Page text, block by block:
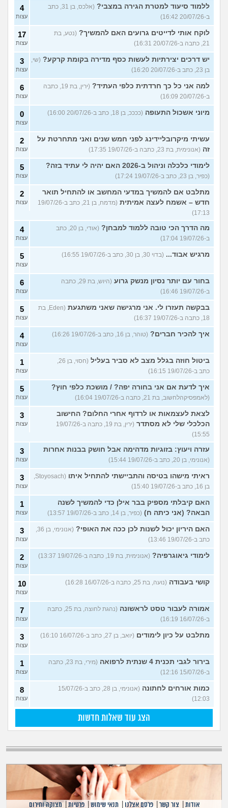
ללמוד סיעוד למטרת הגירה במצבי?
(אלכס, בן 31, כתב
ב-20/07/26 16:42)
4
עצות
לוקח אותי לדייטים גרועים האם להמשיך? (נטע, בת
21, כתבה ב-20/07/26 16:31)
17
עצות
יש דרכים יצירתיות לעשות כסף מדירה בקומת קרקע? (שי,
בן 23, כתב ב-20/07/26 16:20)
3
עצות
למה אני כל כך חרדתית כלפי העתיד?
(ירין, בת 19, כתבה
ב-20/07/26 16:09)
6
עצות
מיוני אשכול התעופה (ככככ, בן 18, כתב ב-20/07/26 16:00) 0
עצות
עשיתי מיקרובליידינג לפני חמש שנים ואני מתחרטת על
זה (אנונימית, בת 23, כתבה ב-19/07/26 17:35)
2
עצות
לימודי כלכלה וניהול ב-2026 האם יהיה לי עתיד בזה?
(כפיר, בן 23, כתב ב-19/07/26 17:24)
5
עצות
מתלבט אם להמשיך במדעי המחשב או להתחיל תואר
חדש – אשמח לעצה אמיתית
(מדמח, בן 21, כתב ב-19/07/26
17:13)
2
עצות
מה הדרך הכי טובה ללמוד למבחן?
(אודי, בן 20, כתב
ב-19/07/26 17:04)
4
עצות
מרגיש אבוד... (בדוי 30, בן 30, כתב ב-19/07/26 16:55) 5
עצות
בחור עם יותר נסיון מנשק גרוע
(היוש, בת 29, כתבה
ב-19/07/26 16:46)
6
עצות
בבקשה תעזרו לי. אני מרגישה שאני משתגעת
(Eden, בת
18, כתבה ב-19/07/26 16:37)
5
עצות
איך להכיר חברים? (טוהר, בן 16, כתב ב-19/07/26 16:26) 4
עצות
ביטול חוזה בגלל מצב לא סביר בעליל
(חסוי, בן 26,
כתב ב-19/07/26 16:15)
1
עצות
איך לדעת אם אני בחורה יפה? / מושכת כלפי חוץ?
(לאמפסיקהלחשוב, בת 21, כתבה ב-19/07/26 16:04)
5
עצות
לצאת לעצמאות או לרדוף אחרי החלום? החישוב
הכלכלי שלי לא מסתדר
(ירין, בת 19, כתבה ב-19/07/26
15:55)
3
עצות
עזרה ויעוץ: בזוגיות מדהימה אבל חושק בבנות אחרות
(אנונימי, בן 20, כתב ב-19/07/26 15:44)
3
עצות
ראיתי מישהו בטיסה והתביישתי להתחיל איתו
(Stoyosach,
בן 16, כתב ב-19/07/26 15:40)
3
עצות
האם קיבלתי מספיק בבר אילן כדי להמשיך לשנה
הבאה? (אני כיתה ח) (כפיר, בן 14, כתב ב-19/07/26 13:57)
1
עצות
האם היריון יכול לשנות לכן ככה את האופי?
(אנונימי, בן 36,
כתב ב-19/07/26 13:46)
3
עצות
לימודי גיאוגרפיה? (אנונימית, בת 19, כתבה ב-19/07/26 13:37) 2
עצות
קושי בעבודה (נועה, בת 25, כתבה ב-16/07/26 16:28) 10
עצות
אמורה לעבור טסט לראשונה
(נהגת לחוצה, בת 25, כתבה
ב-16/07/26 16:19)
7
עצות
מתלבט על כיון לימודים (יואב, בן 27, כתב ב-16/07/26 16:10) 3
עצות
בירור לגבי תכנית 4 שנתית לרפואה
(מירי, בת 23, כתבה
ב-15/07/26 12:16)
1
עצות
כמות אורחים לחתונה
(אנונימי, בן 28, כתב ב-15/07/26
12:03)
8
עצות
הצג עוד שאלות חדשות
אודות צור קשר |פרסם אצלנו |תנאי שימוש |פרטיות |מצוקה וחירום